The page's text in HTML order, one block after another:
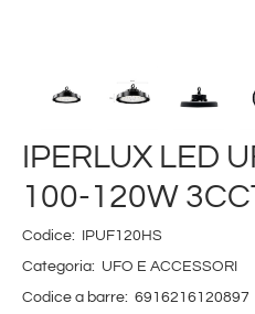
IPERLUX LED
100-120W
Codice: IPUF120HS
Categoria: UFO E ACCESSORI
Codice a barre: 6916216120897